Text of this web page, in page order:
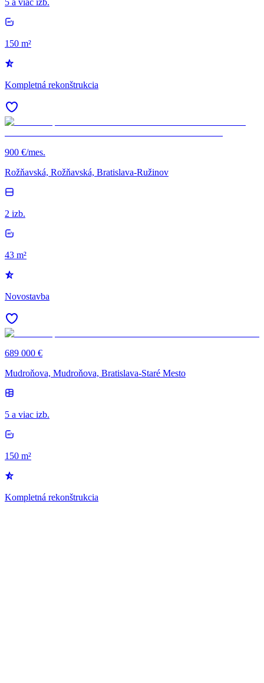
150 m²
Kompletná rekonštrukcia
900 €/mes.
Rožňavská, Rožňavská, Bratislava-Ružinov
2 izb.
43 m²
Novostavba
689 000 €
Mudroňova, Mudroňova, Bratislava-Staré Mesto
5 a viac izb.
150 m²
Kompletná rekonštrukcia